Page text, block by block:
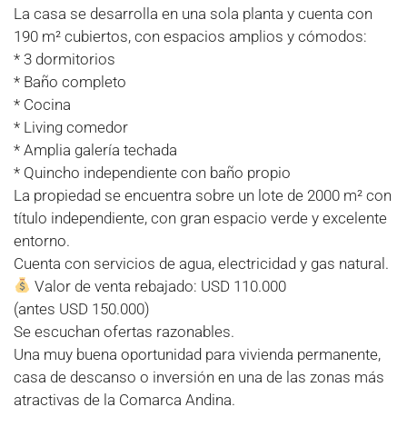
La casa se desarrolla en una sola planta y cuenta con
190 m² cubiertos, con espacios amplios y cómodos:
* 3 dormitorios
* Baño completo
* Cocina
* Living comedor
* Amplia galería techada
* Quincho independiente con baño propio
La propiedad se encuentra sobre un lote de 2000 m² con
título independiente, con gran espacio verde y excelente
entorno.
Cuenta con servicios de agua, electricidad y gas natural.
Valor de venta rebajado: USD 110.000
(antes USD 150.000)
Se escuchan ofertas razonables.
Una muy buena oportunidad para vivienda permanente,
casa de descanso o inversión en una de las zonas más
atractivas de la Comarca Andina.